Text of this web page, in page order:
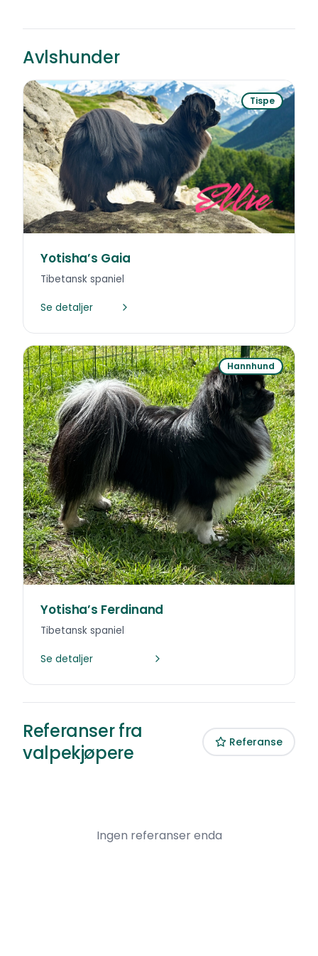
Avlshunder
Tispe
Yotisha’s Gaia
Tibetansk spaniel
Se detaljer
Hannhund
Yotisha’s Ferdinand
Tibetansk spaniel
Se detaljer
Referanser fra
valpekjøpere
Referanse
Ingen referanser enda